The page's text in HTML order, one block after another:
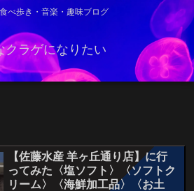
べ歩き・音楽・趣味ブログ
クラゲになりたい
【佐藤水産 羊ヶ丘通り店】に行
ってみた〈塩ソフト〉〈ソフトク
リーム〉〈海鮮加工品〉〈お土